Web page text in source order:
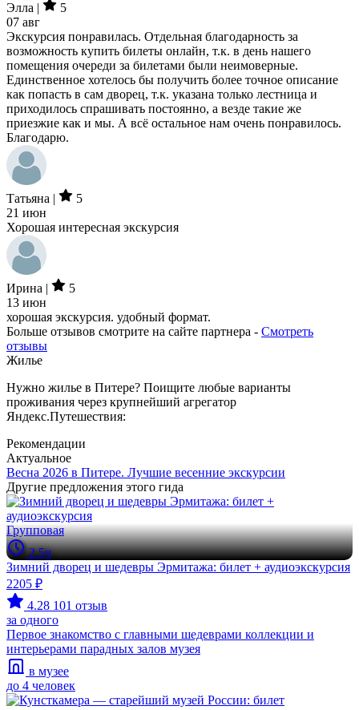
Элла |
5
07 авг
Экскурсия понравилась. Отдельная благодарность за
возможность купить билеты онлайн, т.к. в день нашего
помещения очереди за билетами были неимоверные.
Единственное хотелось бы получить более точное описание
как попасть в сам дворец, т.к. указана только лестница и
приходилось спрашивать постоянно, а везде такие же
приезжие как и мы. А всё остальное нам очень понравилось.
Благодарю.
Татьяна |
5
21 июн
Хорошая интересная экскурсия
Ирина |
5
13 июн
хорошая экскурсия. удобный формат.
Больше отзывов смотрите на сайте партнера - Смотреть
отзывы
Жилье
Нужно жилье в Питере? Поищите любые варианты
проживания через крупнейший агрегатор
Яндекс.Путешествия:
Рекомендации
Актуальное
Весна 2026 в Питере. Лучшие весенние экскурсии
Другие предложения этого гида
Групповая
2.5ч
Зимний дворец и шедевры Эрмитажа: билет + аудиоэкскурсия
2205 ₽
4.28 101 отзыв
за одного
Первое знакомство с главными шедеврами коллекции и
интерьерами парадных залов музея
в музее
до 4 человек